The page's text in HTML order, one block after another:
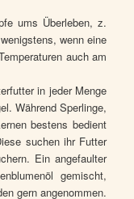
ums Überleben, z.
wenn eine
auch am
in jeder Menge
Während Sperlinge,
bestens bedient
suchen ihr Futter
Ein angefaulter
gemischt,
gern angenommen.